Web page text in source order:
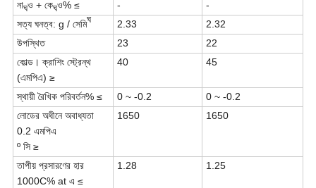
নাঘও + কেঘও% ≤ -
-
সত্য ঘনত্ব: g / সেমিঘ 2.33
2.32
উপস্থিত
23
22
কোল্ড। ক্রাশিং স্ট্রেন্থ
(এমপিএ) ≥
40 45
স্থায়ী রৈখিক পরিবর্তন% ≤ 0 ~ -0.2
0 ~ -0.2
লোডের অধীনে অবাধ্যতা
0.2 এমপিএ
º সি ≥
1650 1650
তাপীয় প্রসারণের হার
1000C% at এ ≤
1.28 1.25